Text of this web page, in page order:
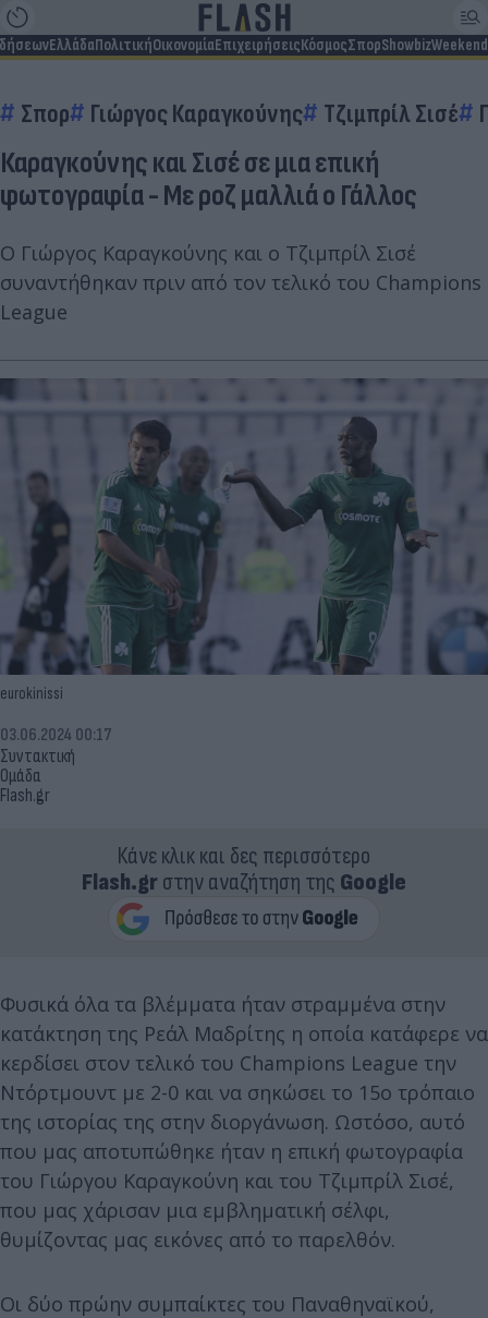
ΕλλάδαΠολιτικήΟικονομίαΕπιχειρήσειςΚόσμοςΣπορShowbizWeekend
Σπορ Γιώργος Καραγκούνης Τζιμπρίλ Σισέ
Καραγκούνης και Σισέ σε μια επική
φωτογραφία - Με ροζ μαλλιά ο Γάλλος
Ο Γιώργος Καραγκούνης και ο Tζιμπρίλ Σισέ
συναντήθηκαν πριν από τον τελικό του Champions
League
eurokinissi
Συντακτική
Ομάδα
Flash.gr
03.06.2024 00:17
Κάνε κλικ και δες περισσότερο
Flash.grστην αναζήτηση της Google
Φυσικά όλα τα βλέμματα ήταν στραμμένα στην
κατάκτηση της Ρεάλ Μαδρίτης η οποία κατάφερε να
κερδίσει στον τελικό του Champions League την
Ντόρτμουντ με 2-0 και να σηκώσει το 15ο τρόπαιο
της ιστορίας της στην διοργάνωση. Ωστόσο, αυτό
που μας αποτυπώθηκε ήταν η επική φωτογραφία
του Γιώργου Καραγκούνη και του Τζιμπρίλ Σισέ,
που μας χάρισαν μια εμβληματική σέλφι,
θυμίζοντας μας εικόνες από το παρελθόν.
Οι δύο πρώην συμπαίκτες του Παναθηναϊκού,